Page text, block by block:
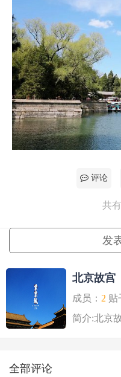
评论
共有
发
北京故宫
成员： 2 贴
简介:北京
全部评论